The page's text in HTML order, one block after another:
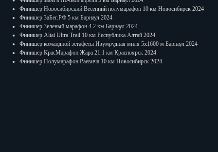
Финишер Новосибирский Весенний полумарафон 10 км Новосибирск 2024
Финишер ЗаБег.РФ 5 км Барнаул 2024
Финишер Зеленый марафон 4.2 км Барнаул 2024
Финишер Altai Ultra Trail 10 км Республика Алтай 2024
Финишер командной эстафеты Изумрудная миля 5х1600 м Барнаул 2024
Финишер КрасМарафон Жара 21.1 км Красноярск 2024
Финишер Полумарафон Раевича 10 км Новосибирск 2024